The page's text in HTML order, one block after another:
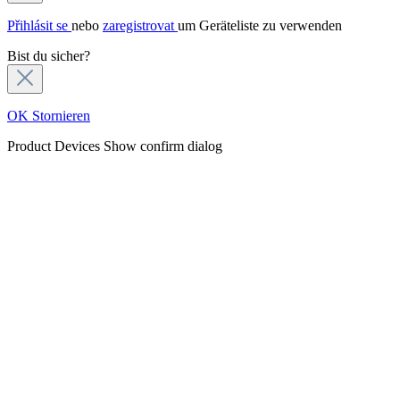
Přihlásit se nebo zaregistrovat um Geräteliste zu verwenden
Bist du sicher?
OK Stornieren
Product Devices Show confirm dialog